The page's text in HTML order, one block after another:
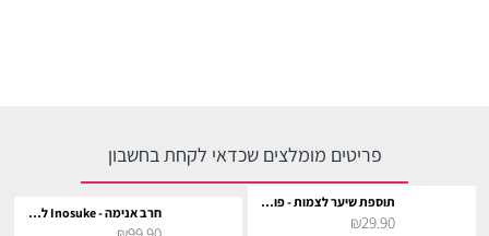
פריטים מומלצים שכדאי לקחת בחשבון
תוספת שיער לצמות - פוקסיה לתחפושת
₪29.90 חרב אנימה - Inosuke לתחפושת וקוספליי